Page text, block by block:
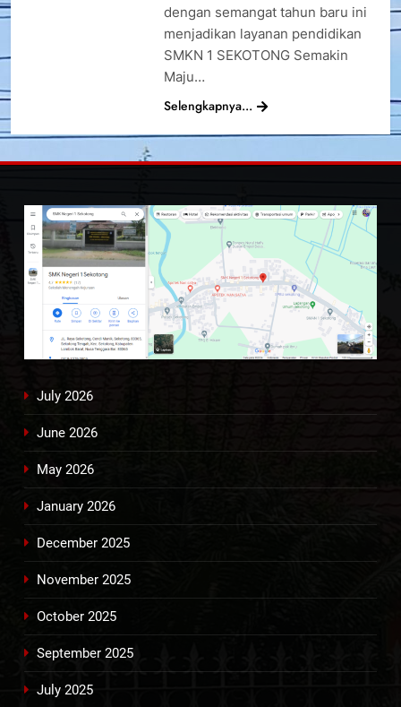
dengan semangat tahun baru ini
menjadikan layanan pendidikan
SMKN 1 SEKOTONG Semakin
Maju…
Selengkapnya...
July 2026
June 2026
May 2026
January 2026
December 2025
November 2025
October 2025
September 2025
July 2025